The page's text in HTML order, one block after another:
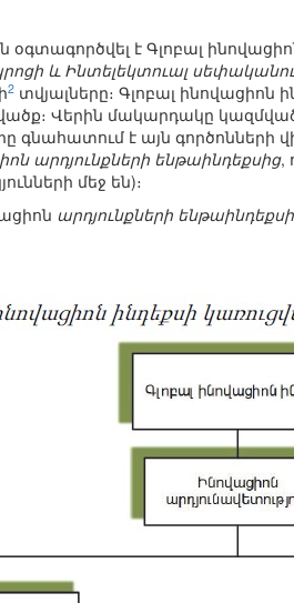
է Գլոբալ
և Ինտելեկտուալ
2 տվյալները։ Գլոբալ ինովացիոն
Վերին մակարդակը կազմված
գնահատում է այն գործոնների
արդյունքների ենթաինդեքսից,
մեջ են)։
արդյունքների